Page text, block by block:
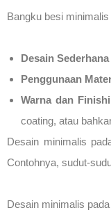
Bangku besi
Desain
Penggunaan
Warna dan
coating, atau
Desain minimalis
Contohnya, sudut-
Desain minimalis